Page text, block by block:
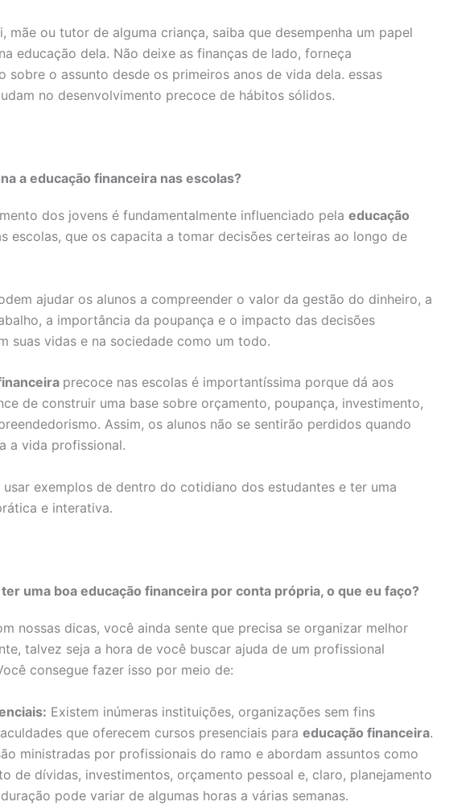
mãe ou tutor de alguma criança, saiba que desempenha um papel
educação dela. Não deixe as finanças de lado, forneça
sobre o assunto desde os primeiros anos de vida dela. essas
no desenvolvimento precoce de hábitos sólidos.
a educação financeira nas escolas?
dos jovens é fundamentalmente influenciado pela educação
escolas, que os capacita a tomar decisões certeiras ao longo de
ajudar os alunos a compreender o valor da gestão do dinheiro, a
a importância da poupança e o impacto das decisões
suas vidas e na sociedade como um todo.
precoce nas escolas é importantíssima porque dá aos
de construir uma base sobre orçamento, poupança, investimento,
Assim, os alunos não se sentirão perdidos quando
a vida profissional.
usar exemplos de dentro do cotidiano dos estudantes e ter uma
e interativa.
uma boa educação financeira por conta própria, o que eu faço?
nossas dicas, você ainda sente que precisa se organizar melhor
talvez seja a hora de você buscar ajuda de um profissional
consegue fazer isso por meio de:
Existem inúmeras instituições, organizações sem fins
que oferecem cursos presenciais para educação financeira.
ministradas por profissionais do ramo e abordam assuntos como
de dívidas, investimentos, orçamento pessoal e, claro, planejamento
pode variar de algumas horas a várias semanas.